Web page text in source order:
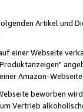
Artikel und
einer Webseite
Amazon-
beworben
Vertrieb